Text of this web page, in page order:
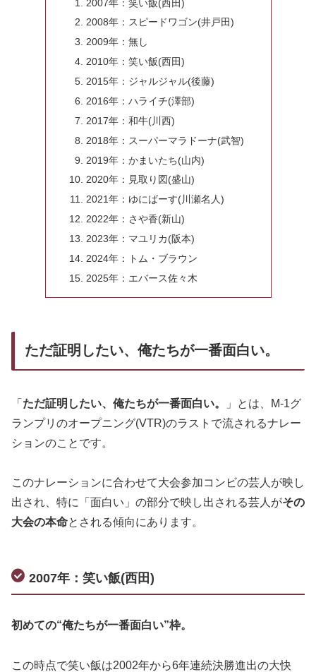
2007年：笑い飯(西田)
2008年：スピードワゴン(井戸田)
2009年：無し
2010年：笑い飯(西田)
2015年：ジャルジャル(後藤)
2016年：ハライチ(澤部)
2017年：和牛(川西)
2018年：スーパーマラドーナ(武智)
2019年：かまいたち(山内)
2020年：見取り図(盛山)
2021年：ゆにばーす(川瀬名人)
2022年：さや香(新山)
2023年：マユリカ(阪本)
2024年：トム・ブラウン
2025年：エバース佐々木
ただ証明したい、俺たちが一番面白い。
「 ただ証明したい、俺たちが一番面白い。
」とは、M-1グ
ランプリのオープニング(VTR)のラストで流されるナレー
ションのことです。
このナレーションに合わせて大会参加コンビの芸人が映し
出され、特に「面白い」の部分で映し出される芸人がその
大会の本命とされる傾向にあります。
2007年：笑い飯(西田)
初めての“俺たちが一番面白い”枠。
この時点で笑い飯は2002年から6年連続決勝進出の大快